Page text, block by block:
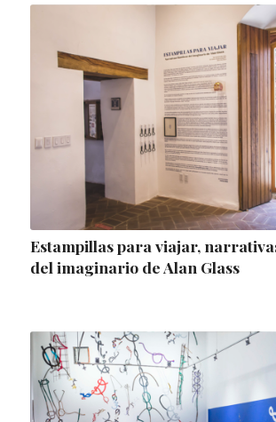
Estampillas para viajar,
del imaginario de Alan Glass